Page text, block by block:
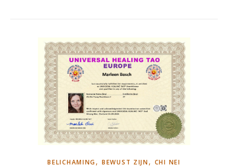
BELICHAMING,BEWUST ZIJN, CHI NEI